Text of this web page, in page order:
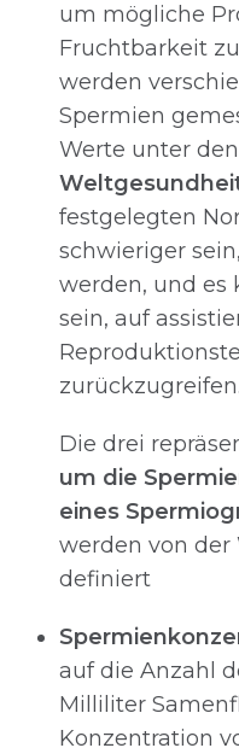
um mögliche
Fruchtbarkeit
werden
Spermien
Werte unter
festgelegten
schwieriger
werden, und es
sein, auf
zurückzugreifen.
Die drei
um die
eines
werden von der
definiert
auf die Anzahl
Milliliter
Konzentration